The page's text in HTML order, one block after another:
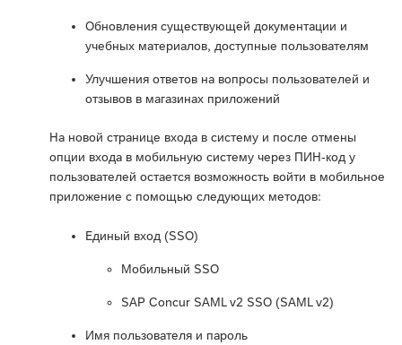
Обновления существующей документации и
учебных материалов, доступные пользователям
Улучшения ответов на вопросы пользователей и
отзывов в магазинах приложений
На новой странице входа в систему и после отмены
опции входа в мобильную систему через ПИН-код у
пользователей остается возможность войти в мобильное
приложение с помощью следующих методов:
Единый вход (SSO)
Мобильный SSO
SAP Concur SAML v2 SSO (SAML v2)
Имя пользователя и пароль